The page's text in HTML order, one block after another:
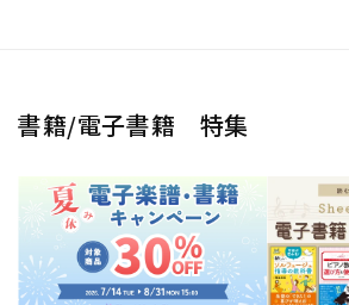
書籍/電子書籍 特集